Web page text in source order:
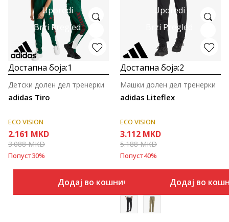
Uporedi
Brzi Pregled
Достапна боја:1
adidas Tiro
Детски долен дел тренерки
ECO VISION
2.161 MKD
3.088MKD
Попуст30%
Додај во кошничка
Uporedi
Brzi Pregled
Достапна боја:2
adidas Liteflex
Машки долен дел тренерки
ECO VISION
3.112 MKD
5.188MKD
Попуст40%
Додај во